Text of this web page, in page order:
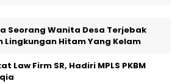
Seorang Wanita Desa Terjebak
Lingkungan Hitam Yang Kelam
Law Firm SR, Hadiri MPLS PKBM